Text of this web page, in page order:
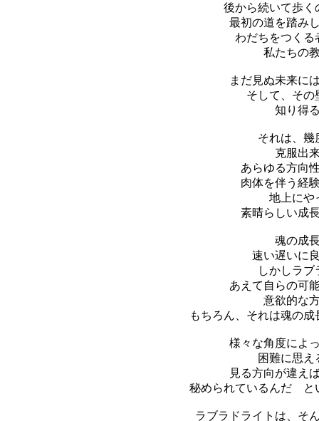
後から続いて歩く
最初の道を踏み
わだちをつくる
私たちの
まだ見ぬ未来に
そして、その
知り得
それは、幾
克服出
あらゆる方向
肉体を伴う経
地上にや
素晴らしい成
魂の成
速い遅いに
しかしラ
あえて自らの可
意欲的な
もちろん、それは魂の
様々な角度によ
困難に思え
見る方向が違え
秘められているんだ と
ラブラドライトは、そ